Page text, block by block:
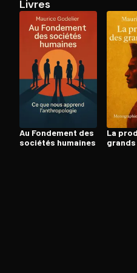
Ouvre l'app
Livres
Au Fondement des
sociétés humaines
La
grands